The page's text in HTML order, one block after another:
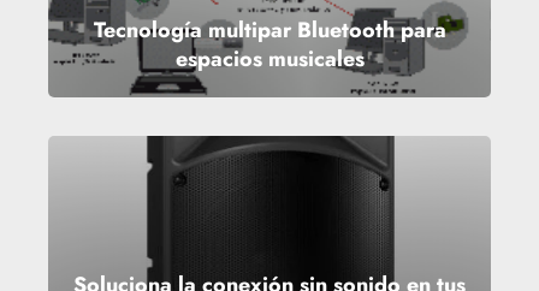
Tecnología multipar Bluetooth para
espacios musicales
Soluciona la conexión sin sonido en tus